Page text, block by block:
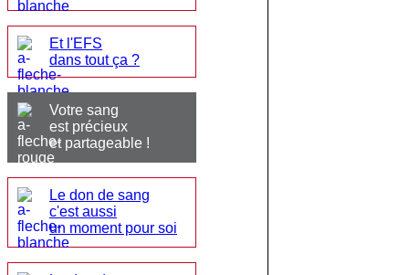
Et l'EFS
dans tout ça ?
Votre sang
est précieux
et partageable !
Le don de sang
c'est aussi
un moment pour soi